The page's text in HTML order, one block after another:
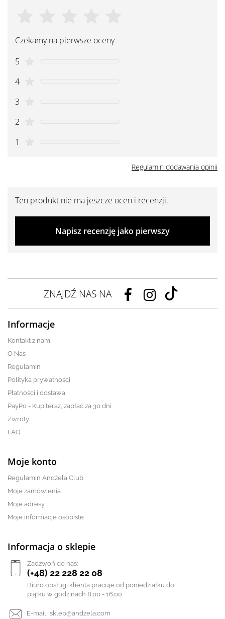
Czekamy na pierwsze oceny
5
4
3
2
1
Regulamin dodawania opinii
Ten produkt nie ma jeszcze ocen i recenzji.
Napisz recenzję jako pierwszy
ZNAJDŹ NAS NA
Informacje
Kontakt z nami
O Nas
Regulamin
Polityka prywatności
Płatności i dostawa
PayPo - Kup teraz, zapłać za 30 dni
Zwroty
FAQ
Moje konto
Regulamin Andżela Club
Moje zamówienia
Moje adresy
Moje informacje osobiste
Informacja o sklepie
Zadzwoń do nas:
(+48) 22 228 22 08
Biuro obsługi klienta pracuje od poniedziałku do
piątku w godzinach 8:00 - 16:00
E-mail: sklep@andzela.com